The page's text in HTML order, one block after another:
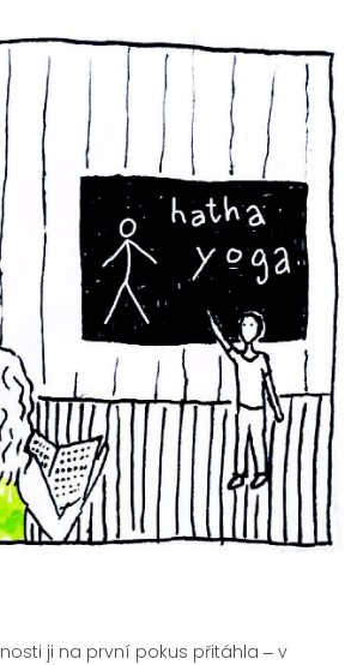
ji na první pokus přitáhla ‒ v